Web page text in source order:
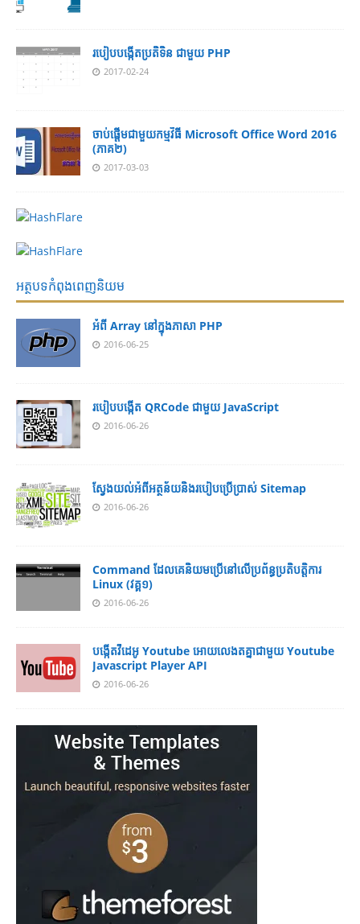
របៀបបង្កើតប្រតិទិន ជាមួយ PHP
2017-02-24
ចាប់ផ្តើមជាមួយកម្មវិធី Microsoft Office Word 2016
(ភាគ២)
2017-03-03
អត្ថបទកំពុងពេញនិយម
អំពី Array នៅ​​ក្នុង​ភា​សា PHP
2016-06-25
របៀប​បង្កើត​ QRCode ជាមួយ JavaScript
2016-06-26
ស្វែង​យល់​​អំពី​អត្ថន័យ​​និង​របៀប​​ប្រើ​ប្រាស់​ Sitemap
2016-06-26
Command ដែល​​គេ​​និយម​​ប្រើ​​នៅ​លើ​​ប្រព័ន្ធ​​ប្រតិបត្តិការ​
Linux (វគ្គ១)
2016-06-26
បង្កើតវីដេអូ Youtube អោយ​លេងតគ្នាជាមួយ Youtube
Javascript Player API
2016-06-26